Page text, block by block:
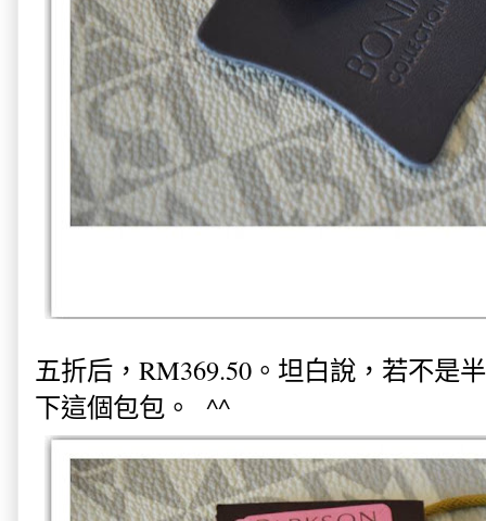
五折后，RM369.50。坦白說，若不是
下這個包包。 ^^